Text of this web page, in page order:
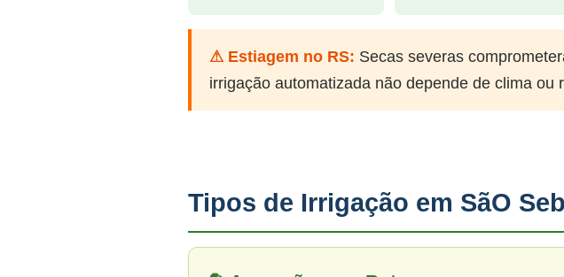
⚠ Estiagem no RS: Secas severas
irrigação automatizada não depende de clima ou
Tipos de Irrigação em SãO